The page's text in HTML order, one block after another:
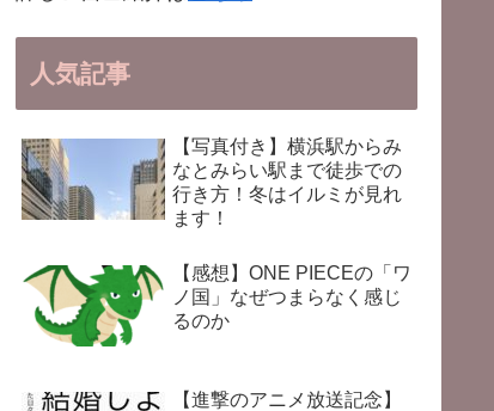
人気記事
【写真付き】横浜駅からみ
なとみらい駅まで徒歩での
行き方！冬はイルミが見れ
ます！
【感想】ONE PIECEの「ワ
ノ国」なぜつまらなく感じ
るのか
【進撃のアニメ放送記念】